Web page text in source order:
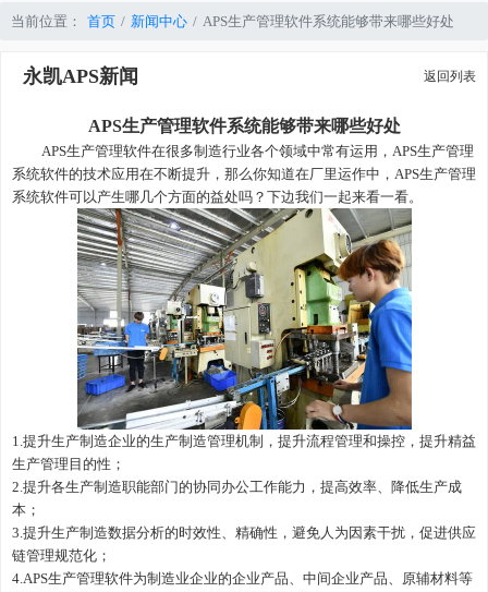
当前位置： 首页 新闻中心 APS生产管理软件系统能够带来哪些好处
永凯APS新闻 返回列表
APS生产管理软件系统能够带来哪些好处
APS生产管理软件在很多制造行业各个领域中常有运用， APS生产管理
系统软件的技术应用在不断提升，那么你知道在厂里运作中， APS生产管理
系统软件可以产生哪几个方面的益处吗？下边我们一起来看一看。
1.提升生产制造企业的生产制造管理机制，提升流程管理和操控，提升精益
生产管理目的性；
2.提升各生产制造职能部门的协同办公工作能力，提高效率、降低生产成
本；
3.提升生产制造数据分析的时效性、精确性，避免人为因素干扰，促进供应
链管理规范化；
4.APS生产管理软件为制造业企业的企业产品、中间企业产品、原辅材料等